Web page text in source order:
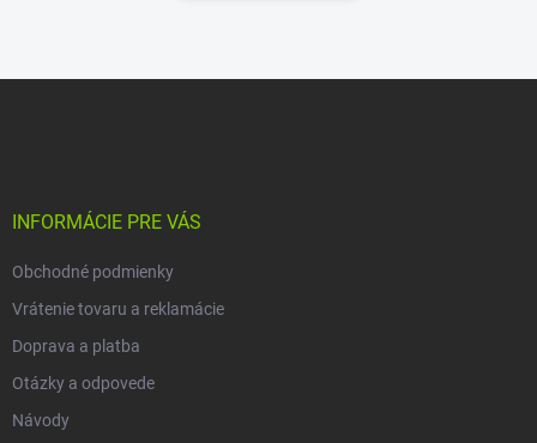
INFORMÁCIE PRE VÁS
Obchodné podmienky
Vrátenie tovaru a reklamácie
Doprava a platba
Otázky a odpovede
Návody